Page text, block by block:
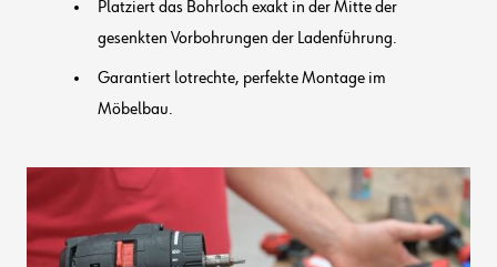
Platziert das Bohrloch exakt in der Mitte der
gesenkten Vorbohrungen der Ladenführung.
Garantiert lotrechte, perfekte Montage im
Möbelbau.